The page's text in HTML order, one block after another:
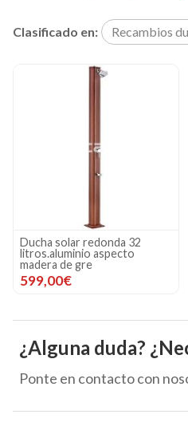
Clasificado en: Recambios
Ducha solar redonda 32
litros.aluminio aspecto
madera de gre
599,00€
¿Alguna duda?
Ponte en contacto con